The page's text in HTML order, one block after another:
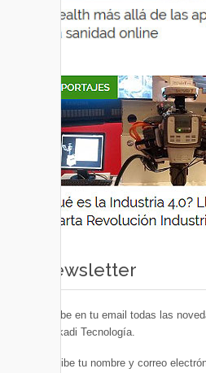
Newsletter
Recibe en tu email todas las
Euskadi Tecnología.
Escribe tu nombre y correo